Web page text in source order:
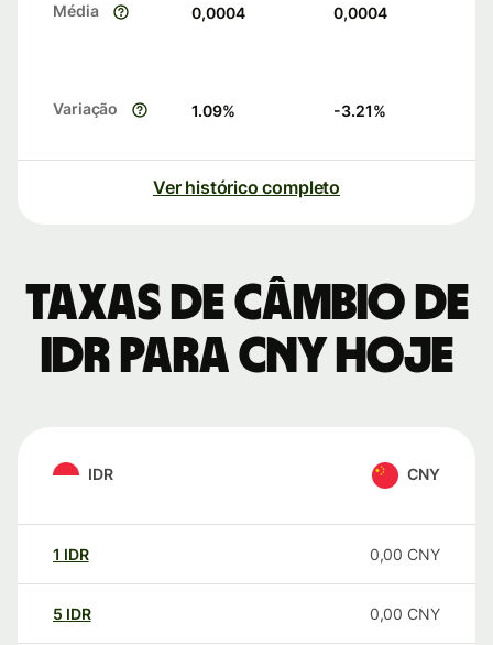
Média 0,0004 0,0004
Variação 1.09% -3.21%
Ver histórico completo
Taxas de câmbio de
IDR para CNY hoje
IDR CNY
1 IDR 0,00 CNY
5 IDR 0,00 CNY